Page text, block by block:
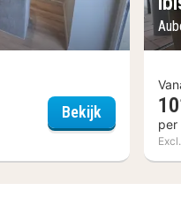
Bekijk Hôtel Le
per